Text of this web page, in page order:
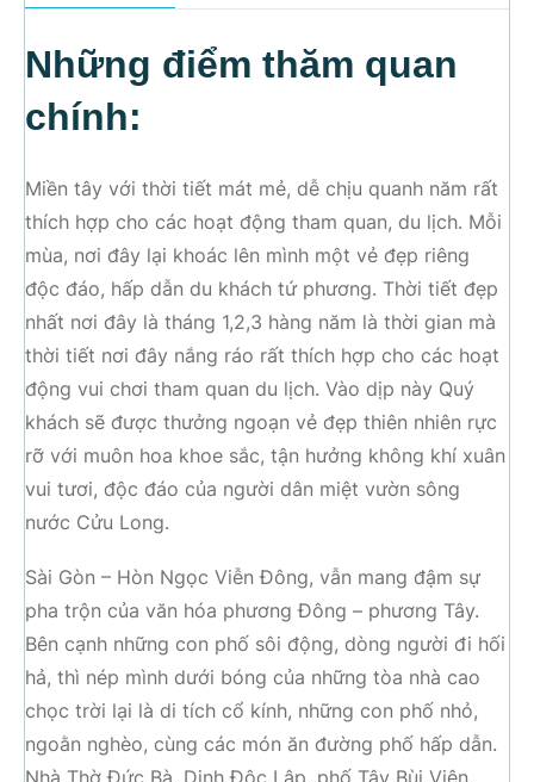
Những điểm thăm quan
chính:
Miền tây với thời tiết mát mẻ, dễ chịu quanh năm rất
thích hợp cho các hoạt động tham quan, du lịch. Mỗi
mùa, nơi đây lại khoác lên mình một vẻ đẹp riêng
độc đáo, hấp dẫn du khách tứ phương. Thời tiết đẹp
nhất nơi đây là tháng 1,2,3 hàng năm là thời gian mà
thời tiết nơi đây nắng ráo rất thích hợp cho các hoạt
động vui chơi tham quan du lịch. Vào dịp này Quý
khách sẽ được thưởng ngoạn vẻ đẹp thiên nhiên rực
rỡ với muôn hoa khoe sắc, tận hưởng không khí xuân
vui tươi, độc đáo của người dân miệt vườn sông
nước Cửu Long.
Sài Gòn – Hòn Ngọc Viễn Đông, vẫn mang đậm sự
pha trộn của văn hóa phương Đông – phương Tây.
Bên cạnh những con phố sôi động, dòng người đi hối
hả, thì nép mình dưới bóng của những tòa nhà cao
chọc trời lại là di tích cổ kính, những con phố nhỏ,
ngoằn nghèo, cùng các món ăn đường phố hấp dẫn.